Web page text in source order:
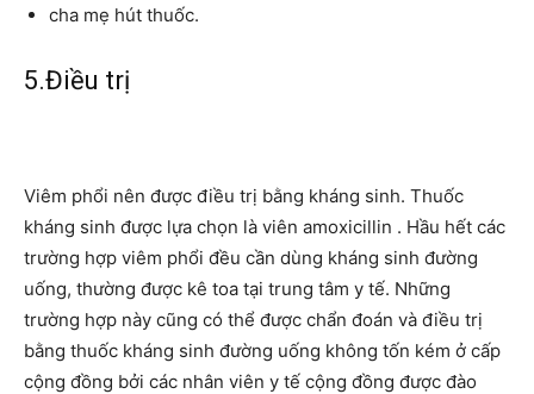
cha mẹ hút thuốc.
5.Điều trị
Viêm phổi nên được điều trị bằng kháng sinh. Thuốc
kháng sinh được lựa chọn là viên amoxicillin . Hầu hết các
trường hợp viêm phổi đều cần dùng kháng sinh đường
uống, thường được kê toa tại trung tâm y tế. Những
trường hợp này cũng có thể được chẩn đoán và điều trị
bằng thuốc kháng sinh đường uống không tốn kém ở cấp
cộng đồng bởi các nhân viên y tế cộng đồng được đào